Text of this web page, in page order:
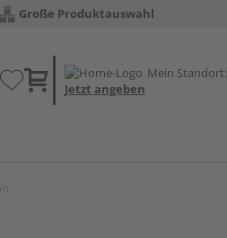
Große Produktauswahl
Mein Standort:
Jetzt angeben